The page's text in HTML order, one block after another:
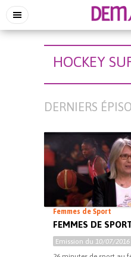
HOCKEY
DERNIERS
Femmes de Sport
FEMMES DE
Emission du 10/07/2016